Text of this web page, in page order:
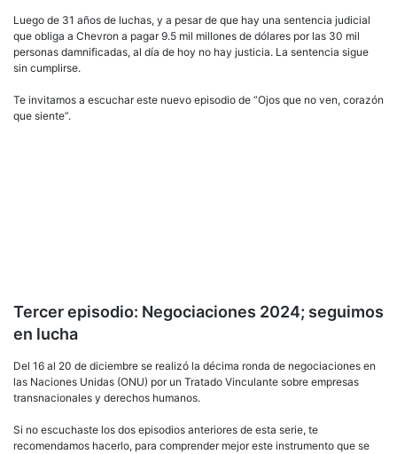
Luego de 31 años de luchas, y a pesar de que hay una sentencia judicial
que obliga a Chevron a pagar 9.5 mil millones de dólares por las 30 mil
personas damnificadas, al día de hoy no hay justicia. La sentencia sigue
sin cumplirse.
Te invitamos a escuchar este nuevo episodio de “Ojos que no ven, corazón
que siente”.
Tercer episodio: Negociaciones 2024; seguimos
en lucha
Del 16 al 20 de diciembre se realizó la décima ronda de negociaciones en
las Naciones Unidas (ONU) por un Tratado Vinculante sobre empresas
transnacionales y derechos humanos.
Si no escuchaste los dos episodios anteriores de esta serie, te
recomendamos hacerlo, para comprender mejor este instrumento que se